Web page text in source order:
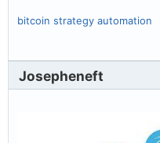
bitcoin strategy automation
Josepheneft